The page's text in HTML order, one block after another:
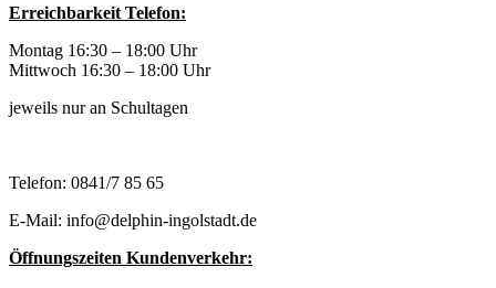
Erreichbarkeit Telefon:
Montag 16:30 – 18:00 Uhr
Mittwoch 16:30 – 18:00 Uhr
jeweils nur an Schultagen
Telefon: 0841/7 85 65
E-Mail: info@delphin-ingolstadt.de
Öffnungszeiten Kundenverkehr: